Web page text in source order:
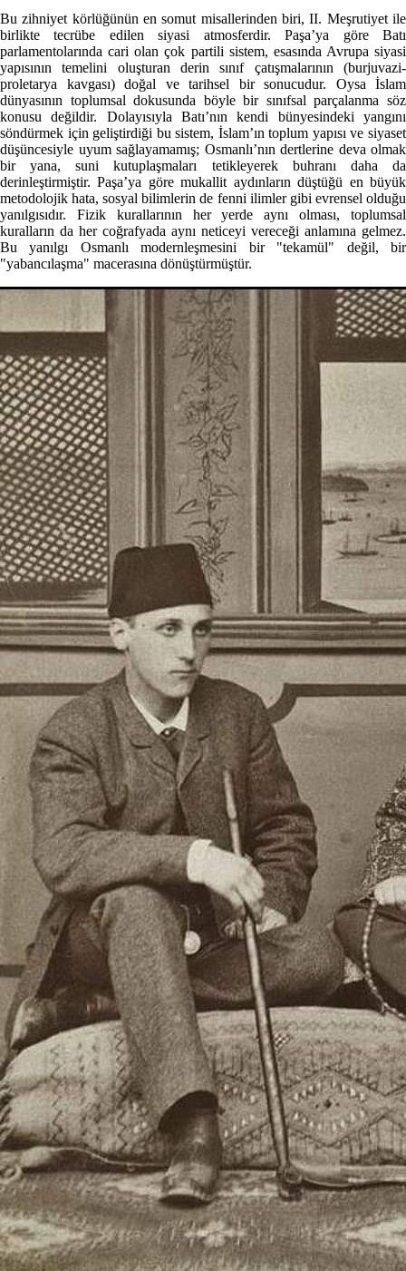
Bu zihniyet körlüğünün en somut misallerinden biri, II. Meşrutiyet ile
birlikte tecrübe edilen siyasi atmosferdir. Paşa’ya göre Batı
parlamentolarında cari olan çok partili sistem, esasında Avrupa siyasi
yapısının temelini oluşturan derin sınıf çatışmalarının (burjuvazi-
proletarya kavgası) doğal ve tarihsel bir sonucudur. Oysa İslam
dünyasının toplumsal dokusunda böyle bir sınıfsal parçalanma söz
konusu değildir. Dolayısıyla Batı’nın kendi bünyesindeki yangını
söndürmek için geliştirdiği bu sistem, İslam’ın toplum yapısı ve siyaset
düşüncesiyle uyum sağlayamamış; Osmanlı’nın dertlerine deva olmak
bir yana, suni kutuplaşmaları tetikleyerek buhranı daha da
derinleştirmiştir. Paşa’ya göre mukallit aydınların düştüğü en büyük
metodolojik hata, sosyal bilimlerin de fenni ilimler gibi evrensel olduğu
yanılgısıdır. Fizik kurallarının her yerde aynı olması, toplumsal
kuralların da her coğrafyada aynı neticeyi vereceği anlamına gelmez.
Bu yanılgı Osmanlı modernleşmesini bir "tekamül" değil, bir
"yabancılaşma" macerasına dönüştürmüştür.